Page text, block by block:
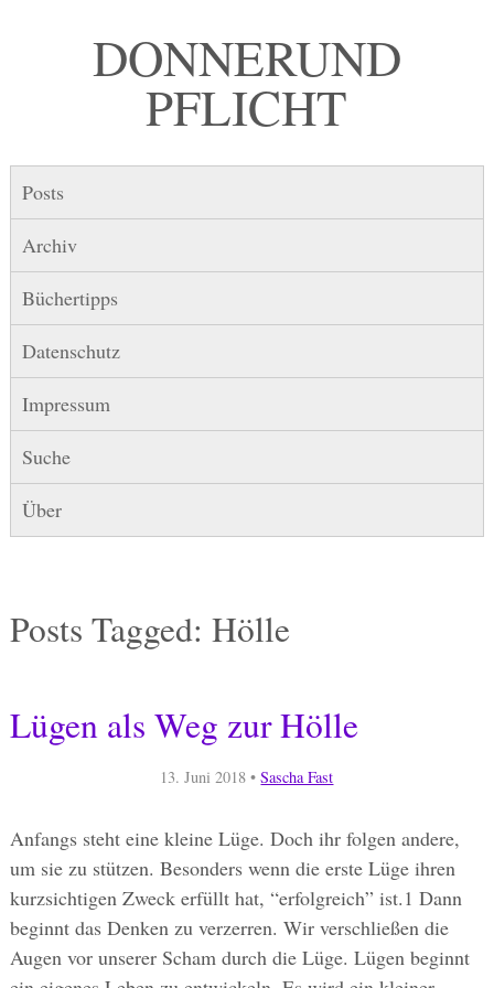
DONNER UND
PFLICHT
Posts
Archiv
Büchertipps
Datenschutz
Impressum
Suche
Über
Posts Tagged: Hölle
Lügen als Weg zur Hölle
13. Juni 2018 •Sascha Fast
Anfangs steht eine kleine Lüge. Doch ihr folgen andere,
um sie zu stützen. Besonders wenn die erste Lüge ihren
kurzsichtigen Zweck erfüllt hat, “erfolgreich” ist.1 Dann
beginnt das Denken zu verzerren. Wir verschließen die
Augen vor unserer Scham durch die Lüge. Lügen beginnt